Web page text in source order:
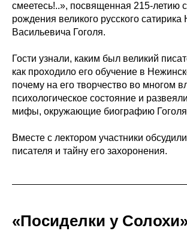
смеетесь!..», посвященная 215-летию
рождения великого русского сатирика
Васильевича Гоголя.
Гости узнали, каким был великий
как проходило его обучение в
почему на его творчество во многом
психологическое состояние и
мифы, окружающие биографию
Вместе с лектором участники
писателя и тайну его захоронения.
«Посиделки у